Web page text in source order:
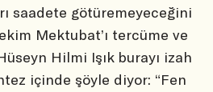
saadete götüremeyeceğini
Mektubat’ı tercüme ve
Hilmi Işık burayı izah
içinde şöyle diyor: “Fen